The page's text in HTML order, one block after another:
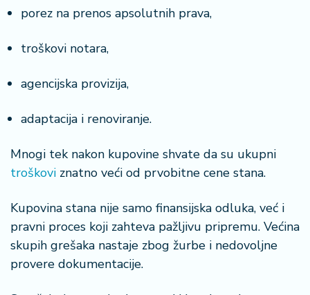
porez na prenos apsolutnih prava,
troškovi notara,
agencijska provizija,
adaptacija i renoviranje.
Mnogi tek nakon kupovine shvate da su ukupni
troškovi znatno veći od prvobitne cene stana.
Kupovina stana nije samo finansijska odluka, već i
pravni proces koji zahteva pažljivu pripremu. Većina
skupih grešaka nastaje zbog žurbe i nedovoljne
provere dokumentacije.